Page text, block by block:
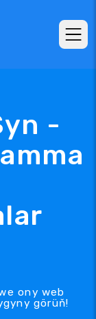
-
ony web
görüň!